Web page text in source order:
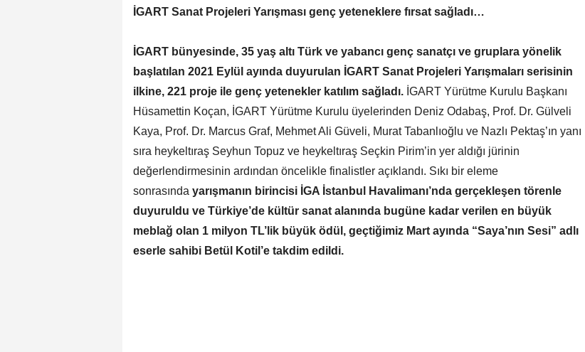
İGART Sanat Projeleri Yarışması genç yeteneklere fırsat sağladı…
İGART bünyesinde, 35 yaş altı Türk ve yabancı genç sanatçı ve gruplara yönelik
başlatılan 2021 Eylül ayında duyurulan İGART Sanat Projeleri Yarışmaları serisinin
ilkine, 221 proje ile genç yetenekler katılım sağladı. İGART Yürütme Kurulu Başkanı
Hüsamettin Koçan, İGART Yürütme Kurulu üyelerinden Deniz Odabaş, Prof. Dr. Gülveli
Kaya, Prof. Dr. Marcus Graf, Mehmet Ali Güveli, Murat Tabanlıoğlu ve Nazlı Pektaş’ın yanı
sıra heykeltıraş Seyhun Topuz ve heykeltıraş Seçkin Pirim’in yer aldığı jürinin
değerlendirmesinin ardından öncelikle finalistler açıklandı. Sıkı bir eleme
sonrasında yarışmanın birincisi İGA İstanbul Havalimanı’nda gerçekleşen törenle
duyuruldu ve Türkiye’de kültür sanat alanında bugüne kadar verilen en büyük
meblağ olan 1 milyon TL’lik büyük ödül, geçtiğimiz Mart ayında “Saya’nın Sesi” adlı
eserle sahibi Betül Kotil’e takdim edildi.